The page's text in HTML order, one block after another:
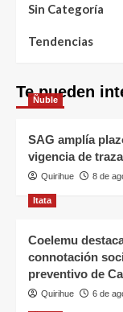
Sin Categoría
Tendencias
Te pueden
Ñuble
SAG amplía
vigencia de
Quirihue 8 de
Itata
Coelemu
connotación
preventivo de
Quirihue 6 de